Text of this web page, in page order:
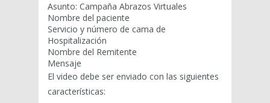
Asunto: Campaña Abrazos Virtuales
Nombre del paciente
Servicio y número de cama de
Hospitalización
Nombre del Remitente
Mensaje
El video debe ser enviado con las siguientes
características: